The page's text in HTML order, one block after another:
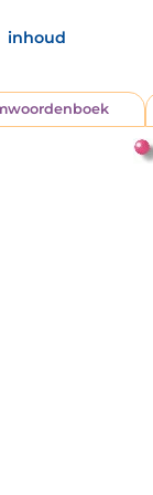
inhoud